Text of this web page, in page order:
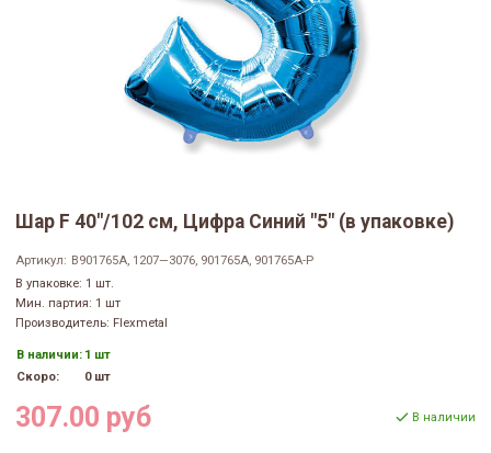
Шар F 40"/102 см, Цифра Синий "5" (в упаковке)
Артикул: B901765A, 1207—3076, 901765A, 901765A-P
В упаковке: 1 шт.
Мин. партия: 1 шт
Производитель: Flexmetal
В наличии: 1 шт
Скоро:
0 шт
307.00 руб В наличии